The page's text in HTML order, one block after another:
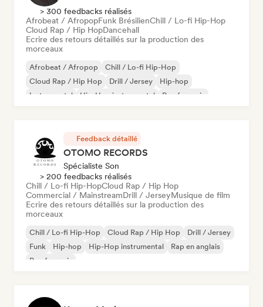
> 300 feedbacks réalisés
Afrobeat / AfropopFunk BrésilienChill / Lo-fi Hip-Hop
Cloud Rap / Hip HopDancehall
Ecrire des retours détaillés sur la production des
morceaux
Afrobeat / Afropop
Chill / Lo-fi Hip-Hop
Cloud Rap / Hip Hop
Drill / Jersey
Hip-hop
Instrumental
Hip-Hop instrumental Rap francais
Feedback détaillé
OTOMO RECORDS
Spécialiste Son
> 200 feedbacks réalisés
Chill / Lo-fi Hip-HopCloud Rap / Hip Hop
Commercial / MainstreamDrill / JerseyMusique de film
Ecrire des retours détaillés sur la production des
morceaux
Chill / Lo-fi Hip-Hop Cloud Rap / Hip Hop
Drill / Jersey
Funk
Hip-hop Hip-Hop instrumental
Rap en anglais
Rap francais